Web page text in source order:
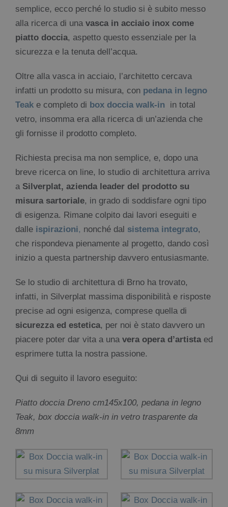
semplice, ecco perché lo studio si è subito messo
alla ricerca di unavasca in acciaio inox come
piatto doccia, aspetto questo essenziale per la
sicurezza e la tenuta dell’acqua.
Oltre alla vasca in acciaio, l’architetto cercava
infatti un prodotto su misura, con pedana in legno
Teak e completo di box doccia walk-in in total
vetro, insomma era alla ricerca di un’azienda che
gli fornisse il prodotto completo.
Richiesta precisa ma non semplice, e, dopo una
breve ricerca on line, lo studio di architettura arriva
a Silverplat, azienda leader del prodotto su
misura sartoriale, in grado di soddisfare ogni tipo
di esigenza. Rimane colpito dai lavori eseguiti e
dalle ispirazioni, nonché dal sistema integrato,
che rispondeva pienamente al progetto, dando così
inizio a questa partnership davvero entusiasmante.
Se lo studio di architettura di Brno ha trovato,
infatti, in Silverplat massima disponibilità e risposte
precise ad ogni esigenza, comprese quella di
sicurezza ed estetica, per noi è stato davvero un
piacere poter dar vita a una vera opera d’artistaed
esprimere tutta la nostra passione.
Qui di seguito il lavoro eseguito:
Piatto doccia Dreno cm145x100, pedana in legno
Teak, box doccia walk-in in vetro trasparente da
8mm